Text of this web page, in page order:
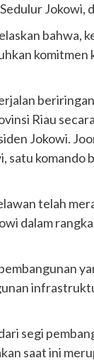
Jokowi,
bahwa,
Riau
Jokowi.
satu komando
telah
dalam
segi
saat ini